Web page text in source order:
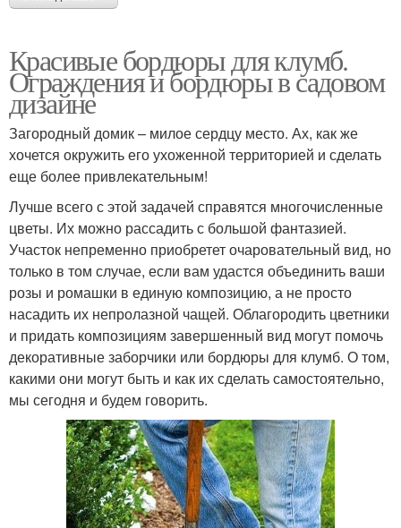
Красивые бордюры для клумб.
Ограждения и бордюры в садовом
дизайне
Загородный домик – милое сердцу место. Ах, как же
хочется окружить его ухоженной территорией и сделать
еще более привлекательным!
Лучше всего с этой задачей справятся многочисленные
цветы. Их можно рассадить с большой фантазией.
Участок непременно приобретет очаровательный вид, но
только в том случае, если вам удастся объединить ваши
розы и ромашки в единую композицию, а не просто
насадить их непролазной чащей. Облагородить цветники
и придать композициям завершенный вид могут помочь
декоративные заборчики или бордюры для клумб. О том,
какими они могут быть и как их сделать самостоятельно,
мы сегодня и будем говорить.